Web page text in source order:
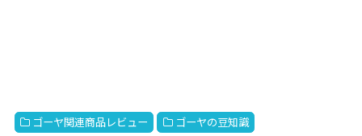
ゴーヤ関連商品レビュー ゴーヤの豆知識